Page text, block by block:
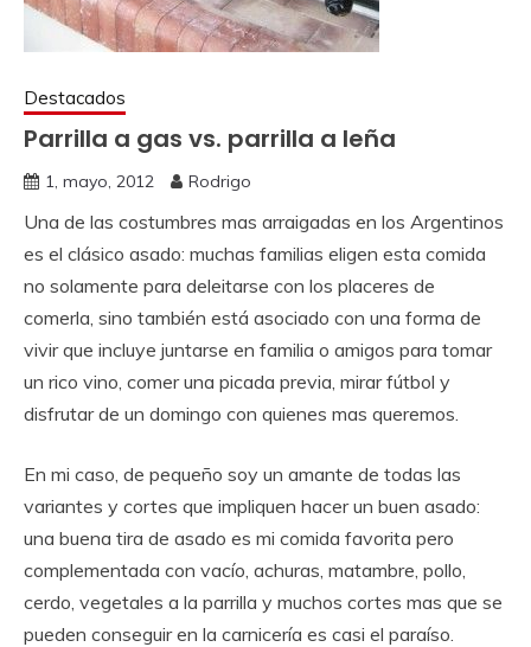
Destacados
Parrilla a gas vs. parrilla a leña
1, mayo, 2012 Rodrigo
Una de las costumbres mas arraigadas en los Argentinos
es el clásico asado: muchas familias eligen esta comida
no solamente para deleitarse con los placeres de
comerla, sino también está asociado con una forma de
vivir que incluye juntarse en familia o amigos para tomar
un rico vino, comer una picada previa, mirar fútbol y
disfrutar de un domingo con quienes mas queremos.
En mi caso, de pequeño soy un amante de todas las
variantes y cortes que impliquen hacer un buen asado:
una buena tira de asado es mi comida favorita pero
complementada con vacío, achuras, matambre, pollo,
cerdo, vegetales a la parrilla y muchos cortes mas que se
pueden conseguir en la carnicería es casi el paraíso.